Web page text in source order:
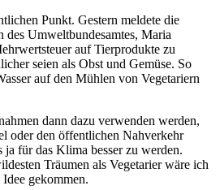
Punkt. Gestern meldete die
des Umweltbundesamtes, Maria
auf Tierprodukte zu
seien als Obst und Gemüse. So
auf den Mühlen von Vegetariern
dann dazu verwenden werden,
oder den öffentlichen Nahverkehr
für das Klima besser zu werden.
Träumen als Vegetarier wäre ich
gekommen.